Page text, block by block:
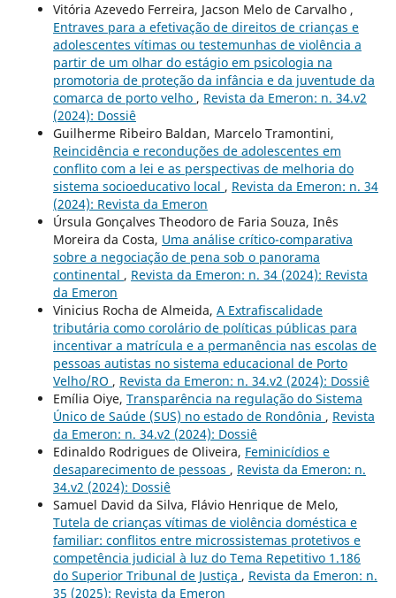
Vitória Azevedo Ferreira, Jacson Melo de Carvalho ,
Entraves para a efetivação de direitos de crianças e
adolescentes vítimas ou testemunhas de violência a
partir de um olhar do estágio em psicologia na
promotoria de proteção da infância e da juventude da
comarca de porto velho , Revista da Emeron: n. 34.v2
(2024): Dossiê
Guilherme Ribeiro Baldan, Marcelo Tramontini,
Reincidência e reconduções de adolescentes em
conflito com a lei e as perspectivas de melhoria do
sistema socioeducativo local , Revista da Emeron: n. 34
(2024): Revista da Emeron
Úrsula Gonçalves Theodoro de Faria Souza, Inês
Moreira da Costa, Uma análise crítico-comparativa
sobre a negociação de pena sob o panorama
continental , Revista da Emeron: n. 34 (2024): Revista
da Emeron
Vinicius Rocha de Almeida, A Extrafiscalidade
tributária como corolário de políticas públicas para
incentivar a matrícula e a permanência nas escolas de
pessoas autistas no sistema educacional de Porto
Velho/RO , Revista da Emeron: n. 34.v2 (2024): Dossiê
Emília Oiye, Transparência na regulação do Sistema
Único de Saúde (SUS) no estado de Rondônia , Revista
da Emeron: n. 34.v2 (2024): Dossiê
Edinaldo Rodrigues de Oliveira, Feminicídios e
desaparecimento de pessoas , Revista da Emeron: n.
34.v2 (2024): Dossiê
Samuel David da Silva, Flávio Henrique de Melo,
Tutela de crianças vítimas de violência doméstica e
familiar: conflitos entre microssistemas protetivos e
competência judicial à luz do Tema Repetitivo 1.186
do Superior Tribunal de Justiça , Revista da Emeron: n.
35 (2025): Revista da Emeron